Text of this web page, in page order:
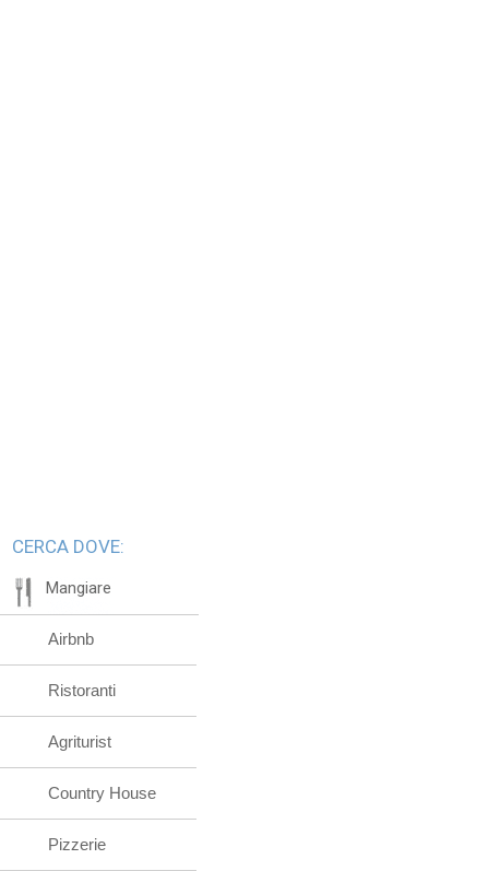
CERCA DOVE:
Mangiare
Airbnb
Ristoranti
Agriturist
Country House
Pizzerie